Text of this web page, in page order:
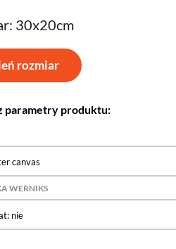
30x20cm
rozmiar
parametry produktu:
canvas
WERNIKS
nie